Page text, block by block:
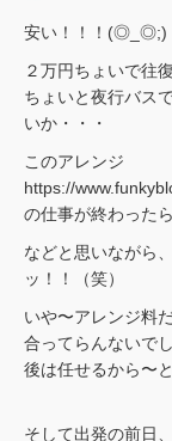
安い！！！(◎_◎;)
２万円ちょいで往
ちょいと夜行バス
いか・・・
このアレンジ
https://
の仕事が終わった
などと思いながら
ッ！！（笑）
いや〜アレンジ料
合ってらんないで
後は任せるから〜
そして出発の前日